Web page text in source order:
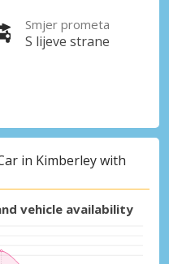
Smjer prometa
S lijeve strane
in Kimberley with
vehicle availability